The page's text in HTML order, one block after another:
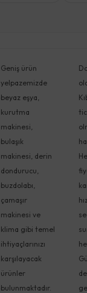
Geniş ürün
yelpazemizde
beyaz eşya,
kurutma
makinesi,
bulaşık
makinesi, derin
dondurucu,
buzdolabı,
çamaşır
makinesi ve
klima gibi temel
ihtiyaçlarınızı
karşılayacak
ürünler
bulunmaktadır.